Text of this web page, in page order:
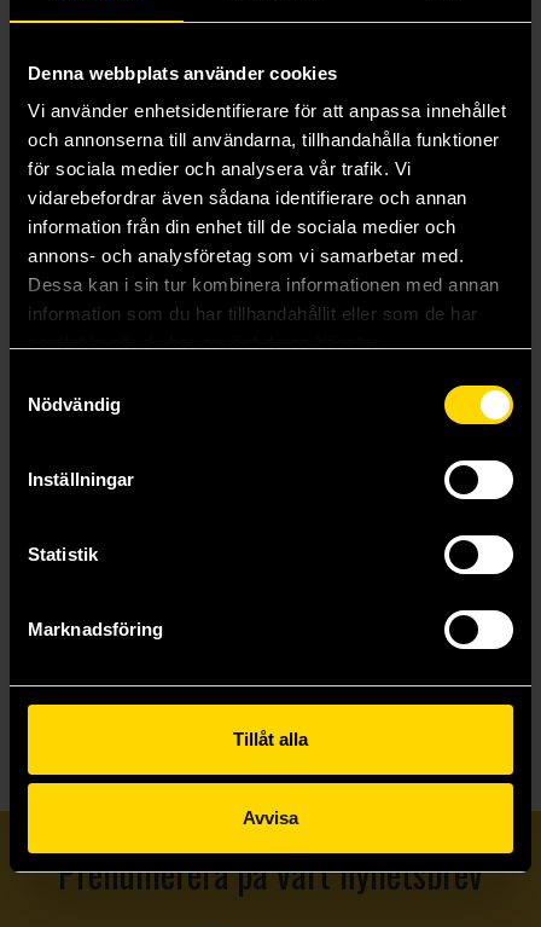
Denna webbplats använder cookies
Vi använder enhetsidentifierare för att anpassa innehållet
och annonserna till användarna, tillhandahålla funktioner
för sociala medier och analysera vår trafik. Vi
vidarebefordrar även sådana identifierare och annan
information från din enhet till de sociala medier och
annons- och analysföretag som vi samarbetar med.
Dessa kan i sin tur kombinera informationen med annan
information som du har tillhandahållit eller som de har
Nödvändig
Inställningar
Statistik
Marknadsföring
Tillåt alla
Avvisa
Andra har också köpt
Cinda Williams Chima
Prenumerera på vårt nyhetsbrev